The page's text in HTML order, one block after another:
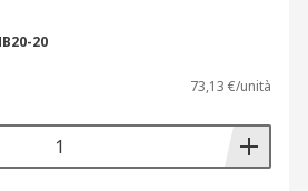
20
73,13 €/unità